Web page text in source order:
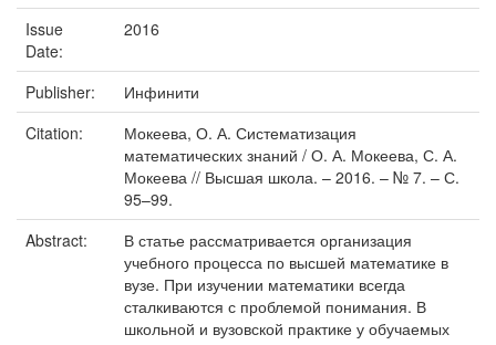
Issue
Date:
2016
Publisher:
Инфинити
Citation:
Мокеева, О. А. Систематизация
математических знаний / О. А. Мокеева, С. А.
Мокеева // Высшая школа. – 2016. – № 7. – С.
95–99.
Abstract:
В статье рассматривается организация
учебного процесса по высшей математике в
вузе. При изучении математики всегда
сталкиваются с проблемой понимания. В
школьной и вузовской практике у обучаемых